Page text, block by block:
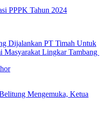
PPPK Tahun 2024
Dijalankan PT Timah Untuk
Lingkar Tambang
Mengemuka, Ketua